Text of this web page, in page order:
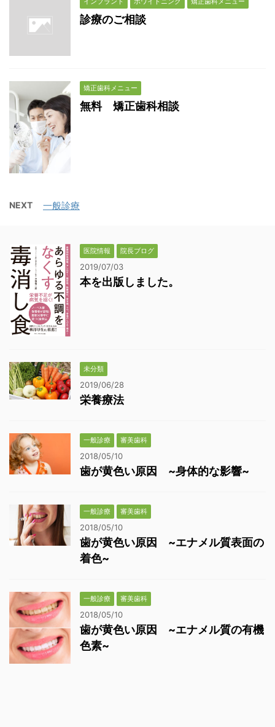
診療のご相談
矯正歯科メニュー
無料 矯正歯科相談
NEXT 一般診療
医院情報 院長ブログ
2019/07/03
本を出版しました。
未分類
2019/06/28
栄養療法
一般診療 審美歯科
2018/05/10
歯が黄色い原因 ~身体的な影響~
一般診療 審美歯科
2018/05/10
歯が黄色い原因 ~エナメル質表面の
着色~
一般診療 審美歯科
2018/05/10
歯が黄色い原因 ~エナメル質の有機
色素~